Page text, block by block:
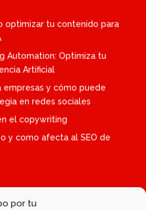
por tu
optimizar tu contenido para
Automation: Optimiza tu
Artificial
empresas y cómo puede
en redes sociales
el copywriting
y como afecta al SEO de